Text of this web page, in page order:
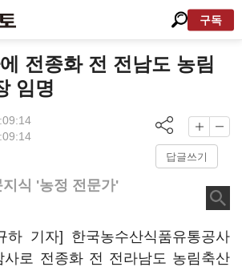
구독
전종화 전 전남도 농림
임명
답글쓰기
식 '농정 전문가'
하 기자] 한국농수산식품유통공사
사로 전종화 전 전라남도 농림축산